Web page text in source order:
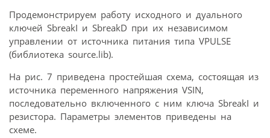
Продемонстрируем работу исходного и дуального
ключей SbreakI и SbreakD при их независимом
управлении от источника питания типа VPULSE
(библиотека source.lib).
На рис. 7 приведена простейшая схема, состоящая из
источника переменного напряжения VSIN,
последовательно включенного с ним ключа SbreakI и
резистора. Параметры элементов приведены на
схеме.